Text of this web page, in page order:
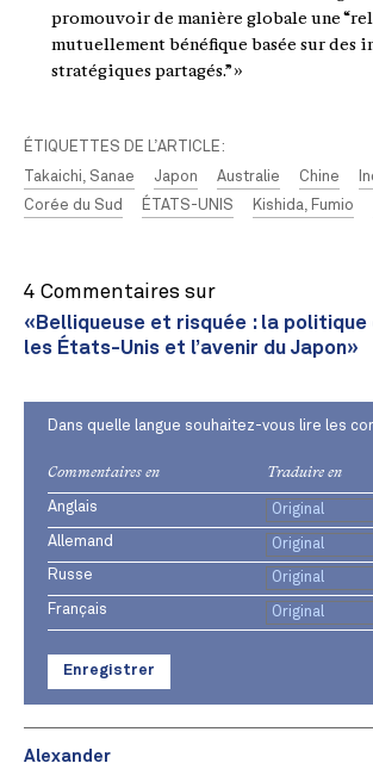
promouvoir de manière globale une
mutuellement bénéfique basée sur des
stratégiques partagés.” »
ÉTIQUETTES DE L’ARTICLE:
Takaichi, Sanae
Japon Australie Chine
Corée du Sud
ÉTATS-UNIS Kishida, Fumio
4 Commentaires sur
«Belliqueuse et risquée : la politique
les États-Unis et l’avenir du Japon»
Dans quelle langue souhaitez-vous lire les
Commentaires en Traduire en
Anglais
Allemand
Russe
Français
Enregistrer
Alexander